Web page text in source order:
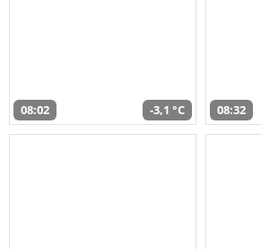
08:02 -3,1 °C 08:32